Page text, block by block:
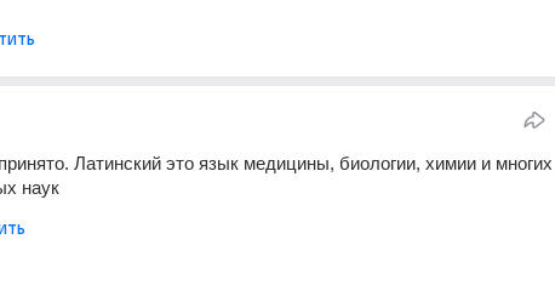
Латинский это язык медицины, биологии, химии и многих
наук